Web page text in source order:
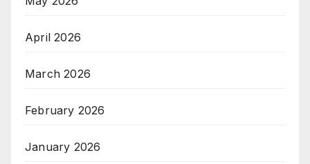
April 2026
March 2026
February 2026
January 2026